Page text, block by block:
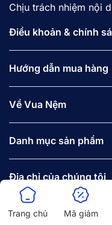
Trang chủ Mã giảm
Chịu trách nhiệm nội
Điều khoản & chính
Hướng dẫn mua hàng
Về Vua Nệm
Danh mục sản phẩm
Địa chỉ của chúng tôi
Tầng 7, Tòa nhà Nhật
Hà, Hà Nội.